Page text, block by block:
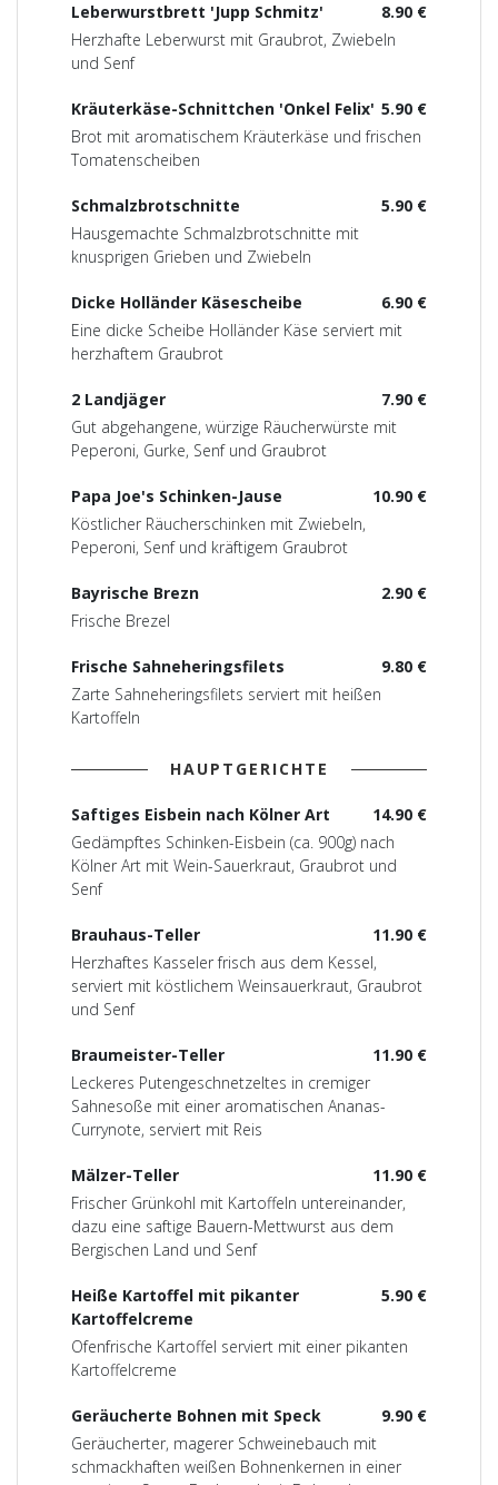
8.90 €
Leberwurstbrett 'Jupp Schmitz'
Herzhafte Leberwurst mit Graubrot, Zwiebeln
und Senf
5.90 €
Kräuterkäse-Schnittchen 'Onkel Felix'
Brot mit aromatischem Kräuterkäse und frischen
Tomatenscheiben
5.90 €
Schmalzbrotschnitte
Hausgemachte Schmalzbrotschnitte mit
knusprigen Grieben und Zwiebeln
6.90 €
Dicke Holländer Käsescheibe
Eine dicke Scheibe Holländer Käse serviert mit
herzhaftem Graubrot
7.90 €
2 Landjäger
Gut abgehangene, würzige Räucherwürste mit
Peperoni, Gurke, Senf und Graubrot
10.90 €
Papa Joe's Schinken-Jause
Köstlicher Räucherschinken mit Zwiebeln,
Peperoni, Senf und kräftigem Graubrot
2.90 €
Bayrische Brezn
Frische Brezel
9.80 €
Frische Sahneheringsfilets
Zarte Sahneheringsfilets serviert mit heißen
Kartoffeln
HAUPTGERICHTE
14.90 €
Saftiges Eisbein nach Kölner Art
Gedämpftes Schinken-Eisbein (ca. 900g) nach
Kölner Art mit Wein-Sauerkraut, Graubrot und
Senf
11.90 €
Brauhaus-Teller
Herzhaftes Kasseler frisch aus dem Kessel,
serviert mit köstlichem Weinsauerkraut, Graubrot
und Senf
11.90 €
Braumeister-Teller
Leckeres Putengeschnetzeltes in cremiger
Sahnesoße mit einer aromatischen Ananas-
Currynote, serviert mit Reis
11.90 €
Mälzer-Teller
Frischer Grünkohl mit Kartoffeln untereinander,
dazu eine saftige Bauern-Mettwurst aus dem
Bergischen Land und Senf
5.90 €
Heiße Kartoffel mit pikanter
Kartoffelcreme
Ofenfrische Kartoffel serviert mit einer pikanten
Kartoffelcreme
9.90 €
Geräucherte Bohnen mit Speck
Geräucherter, magerer Schweinebauch mit
schmackhaften weißen Bohnenkernen in einer